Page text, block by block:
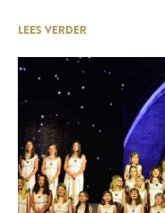
LEES VERDER